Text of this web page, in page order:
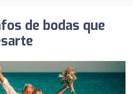
de bodas que